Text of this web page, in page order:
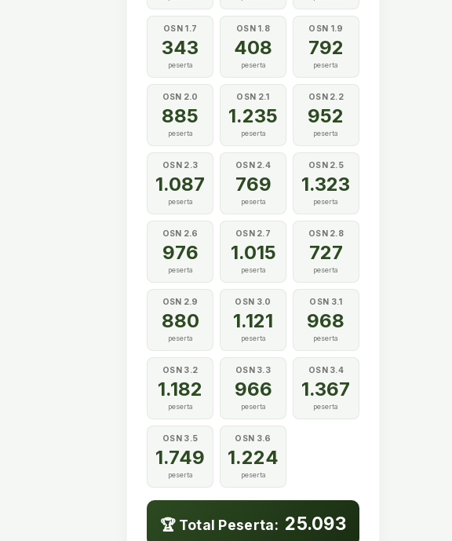
OSN 1.7
343
peserta
OSN 1.8
408
peserta
OSN 1.9
792
peserta
OSN 2.0
885
peserta
OSN 2.1
1.235
peserta
OSN 2.2
952
peserta
OSN 2.3
1.087
peserta
OSN 2.4
769
peserta
OSN 2.5
1.323
peserta
OSN 2.6
976
peserta
OSN 2.7
1.015
peserta
OSN 2.8
727
peserta
OSN 2.9
880
peserta
OSN 3.0
1.121
peserta
OSN 3.1
968
peserta
OSN 3.2
1.182
peserta
OSN 3.3
966
peserta
OSN 3.4
1.367
peserta
OSN 3.5
1.749
peserta
OSN 3.6
1.224
peserta
🏆 Total Peserta: 25.093